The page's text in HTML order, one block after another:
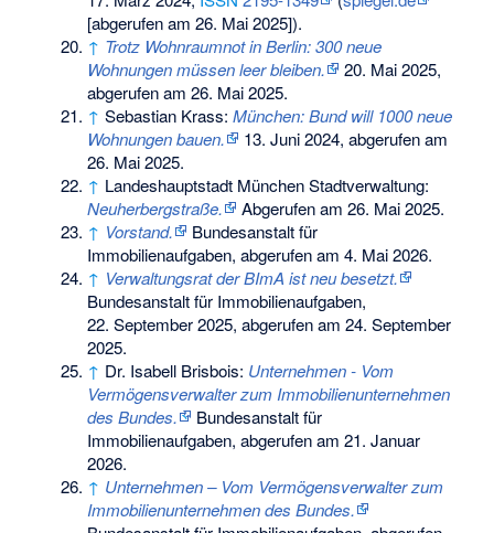
[abgerufen am 26. Mai 2025]).
↑ Trotz Wohnraumnot in Berlin: 300 neue
Wohnungen müssen leer bleiben.
20. Mai 2025,
abgerufen am 26. Mai 2025.
↑ Sebastian Krass:München: Bund will 1000 neue
Wohnungen bauen.
13. Juni 2024, abgerufen am
26. Mai 2025.
↑ Landeshauptstadt München Stadtverwaltung:
Neuherbergstraße.
Abgerufen am 26. Mai 2025.
↑ Vorstand.
Bundesanstalt für
Immobilienaufgaben, abgerufen am 4. Mai 2026.
↑ Verwaltungsrat der BImA ist neu besetzt.
Bundesanstalt für Immobilienaufgaben,
22. September 2025, abgerufen am 24. September
2025.
↑ Dr. Isabell Brisbois: Unternehmen - Vom
Vermögensverwalter zum Immobilienunternehmen
des Bundes.
Bundesanstalt für
Immobilienaufgaben, abgerufen am 21. Januar
2026.
↑ Unternehmen – Vom Vermögensverwalter zum
Immobilienunternehmen des Bundes.